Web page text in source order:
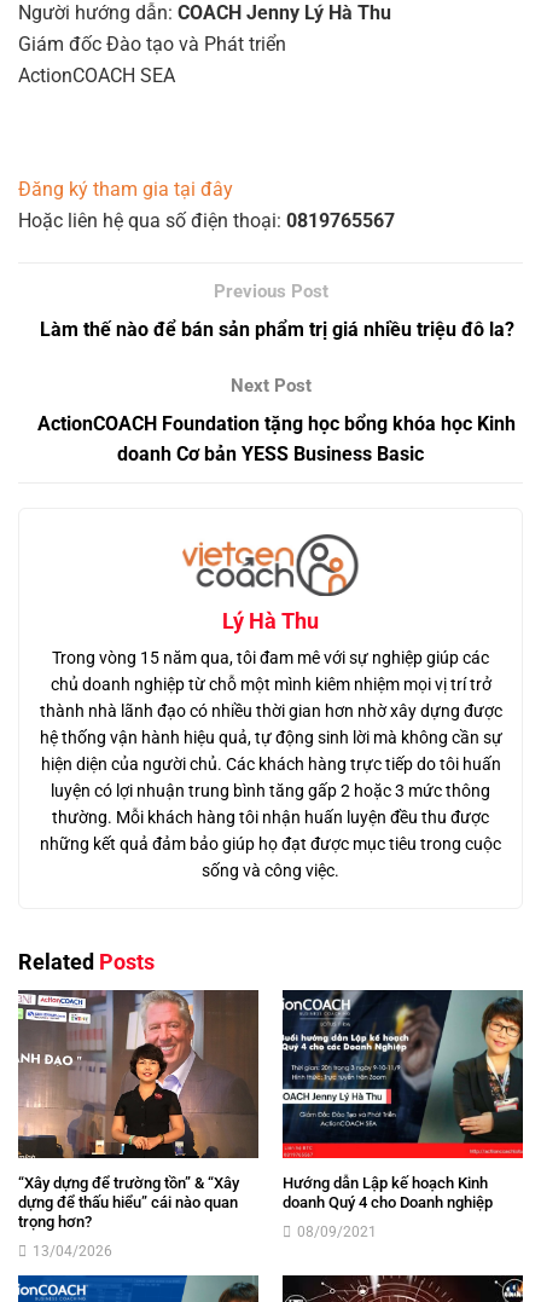
Người hướng dẫn: COACH Jenny Lý Hà Thu
Giám đốc Đào tạo và Phát triển
ActionCOACH SEA
Đăng ký tham gia tại đây
Hoặc liên hệ qua số điện thoại: 0819765567
Làm thế nào để bán sản phẩm trị giá nhiều triệu đô la?
ActionCOACH Foundation tặng học bổng khóa học Kinh
doanh Cơ bản YESS Business Basic
Lý Hà Thu
Trong vòng 15 năm qua, tôi đam mê với sự nghiệp giúp các
chủ doanh nghiệp từ chỗ một mình kiêm nhiệm mọi vị trí trở
thành nhà lãnh đạo có nhiều thời gian hơn nhờ xây dựng được
hệ thống vận hành hiệu quả, tự động sinh lời mà không cần sự
hiện diện của người chủ. Các khách hàng trực tiếp do tôi huấn
luyện có lợi nhuận trung bình tăng gấp 2 hoặc 3 mức thông
thường. Mỗi khách hàng tôi nhận huấn luyện đều thu được
những kết quả đảm bảo giúp họ đạt được mục tiêu trong cuộc
sống và công việc.
Related Posts
“Xây dựng để trường tồn” & “Xây
dựng để thấu hiểu” cái nào quan
trọng hơn?
13/04/2026
Hướng dẫn Lập kế hoạch Kinh
doanh Quý 4 cho Doanh nghiệp
08/09/2021